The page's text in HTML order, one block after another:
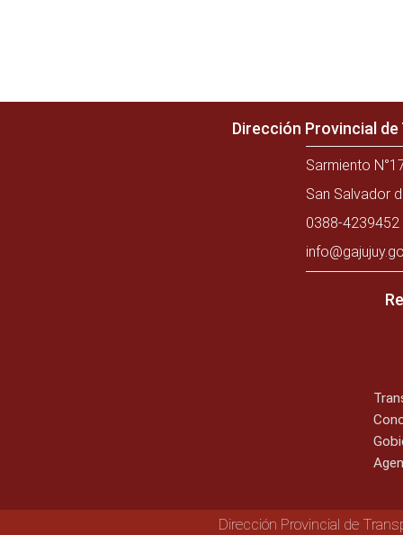
Dirección Provincial
Sarmiento
San Salvador
0388-
Dirección Provincial de